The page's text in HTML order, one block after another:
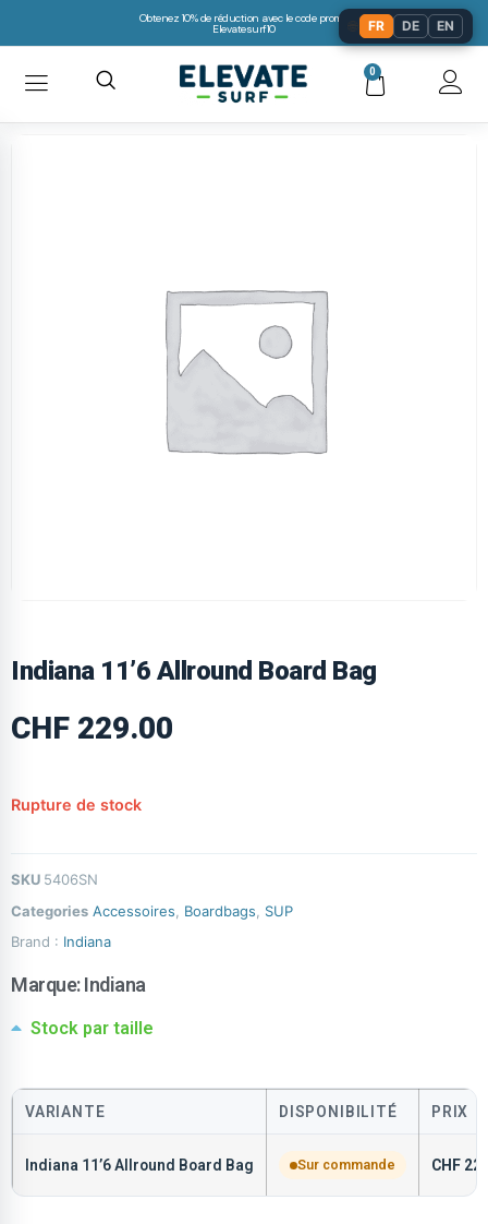
Obtenez 10% de réduction avec le code promo:
Elevatesurf10
0
Indiana 11’6 Allround Board Bag
CHF 229.00
Rupture de stock
SKU 5406SN
Categories Accessoires, Boardbags, SUP
Brand : Indiana
Marque:Indiana
Stock par taille
VARIANTE DISPONIBILITÉ PRIX
Indiana 11’6 Allround Board Bag Sur commande CHF
FR DE EN